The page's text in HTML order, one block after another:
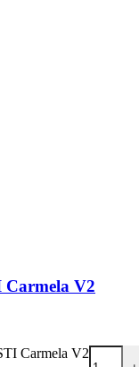
V2
Carmela V2